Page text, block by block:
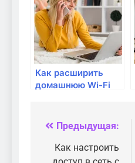
Как расширить
домашнюю Wi-Fi
Навигация
по
Предыдущая:
Как настроить